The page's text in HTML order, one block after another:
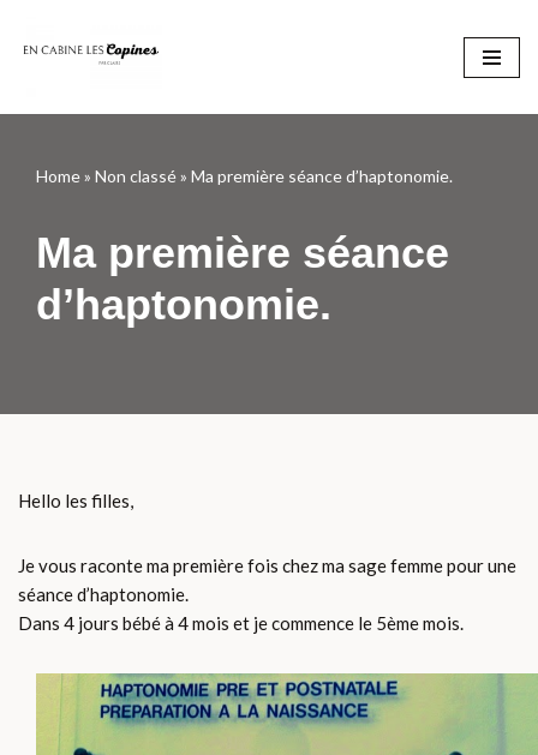
Home» Non classé» Ma première séance d’haptonomie.
Ma première séance
d’haptonomie.
Hello les filles,
Je vous raconte ma première fois chez ma sage femme pour une
séance d’haptonomie.
Dans 4 jours bébé à 4 mois et je commence le 5ème mois.